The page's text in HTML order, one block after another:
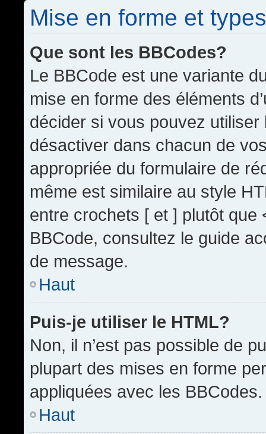
Mise en forme et
Que sont les BBCodes?
Le BBCode est une variante
mise en forme des éléments
décider si vous pouvez
désactiver dans chacun de
appropriée du formulaire de
même est similaire au style
entre crochets [ et ] plutôt que
BBCode, consultez le guide
de message.
Haut
Puis-je utiliser le HTML?
Non, il n’est pas possible de
plupart des mises en forme
appliquées avec les BBCodes.
Haut